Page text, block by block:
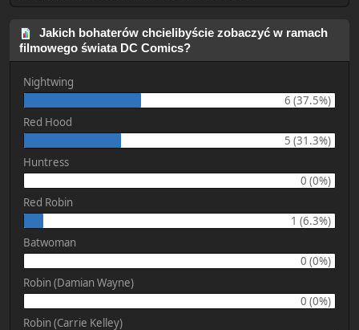
Jakich bohaterów chcielibyście zobaczyć w ramach
filmowego świata DC Comics?
Nightwing
6 (37.5%)
Red Hood
5 (31.3%)
Huntress
0 (0%)
Red Robin
1 (6.3%)
Batwoman
0 (0%)
Robin (Damian Wayne)
0 (0%)
Robin (Carrie Kelley)